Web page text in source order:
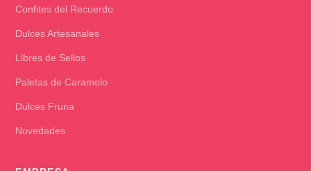
Confites del Recuerdo
Dulces Artesanales
Libres de Sellos
Paletas de Caramelo
Dulces Fruna
Novedades